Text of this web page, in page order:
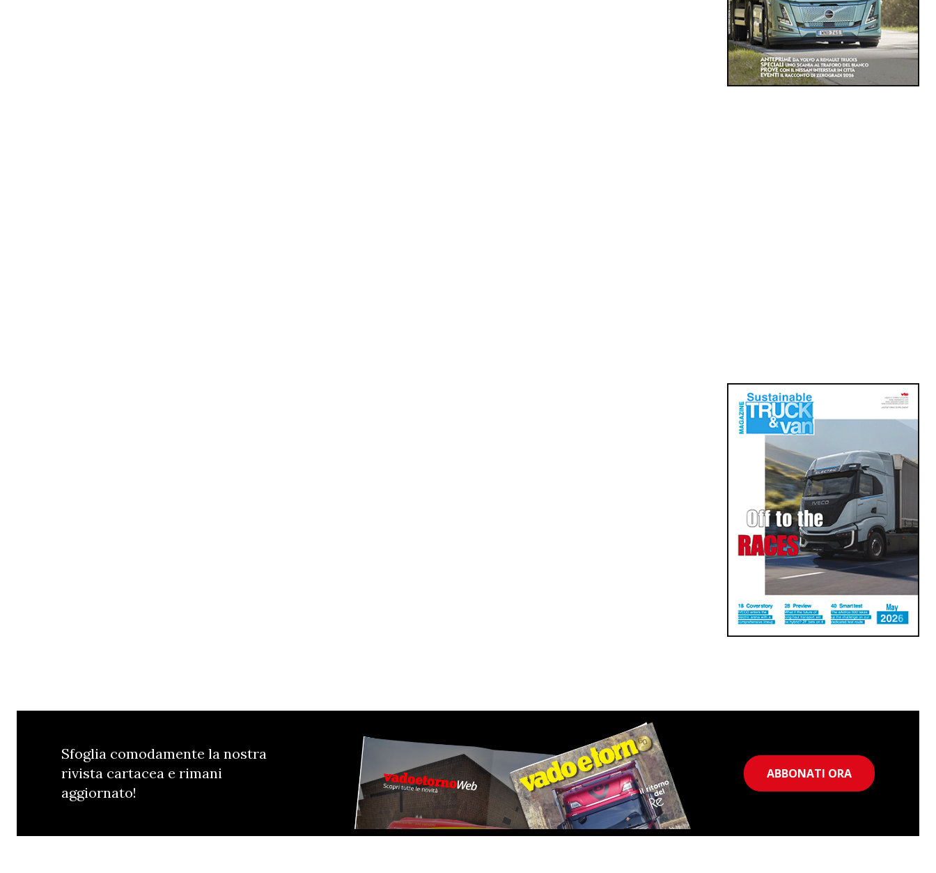
Sfoglia comodamente la nostra
rivista cartacea e rimani
aggiornato!
ABBONATI ORA